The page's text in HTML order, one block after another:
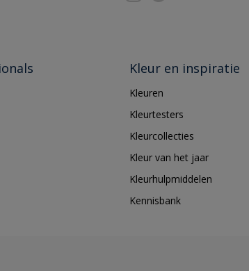
Kleur en inspiratie
Kleuren
Kleurtesters
Kleurcollecties
Kleur van het jaar
Kleurhulpmiddelen
Kennisbank